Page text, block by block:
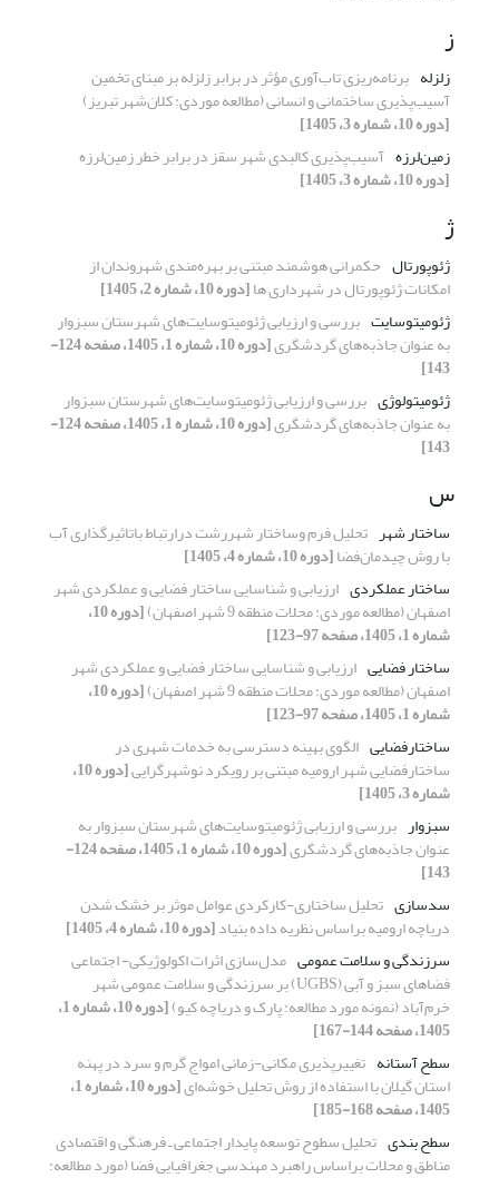
ز
زلزله برنامه‌ریزی تاب‌آوری مؤثر در برابر زلزله بر مبنای تخمین
آسیب‌پذیری ساختمانی و انسانی (مطالعه موردی: کلان‌شهر تبریز)
[دوره 10، شماره 3، 1405]
زمین‌لرزه آسیب‌پذیری کالبدی شهر سقز در برابر خطر زمین‌لرزه
[دوره 10، شماره 3، 1405]
ژ
ژئوپورتال حکمرانی هوشمند مبتنی بر بهره‌مندی شهروندان از
امکانات ژئوپورتال در شهرداری ها[دوره 10، شماره 2، 1405]
ژئومیتوسایت بررسی و ارزیابی ژئومیتوسایت‌های شهرستان سبزوار
به عنوان جاذبه‌های گردشگری [دوره 10، شماره 1، 1405، صفحه 124-
143]
ژئومیتولوژی بررسی و ارزیابی ژئومیتوسایت‌های شهرستان سبزوار
به عنوان جاذبه‌های گردشگری [دوره 10، شماره 1، 1405، صفحه 124-
143]
س
ساختار شهر تحلیل فرم وساختار شهررشت درارتباط باتاثیرگذاری آب
با روش چیدمان‌فضا[دوره 10، شماره 4، 1405]
ساختار عملکردی ارزیابی و شناسایی ساختار فضایی و عملکردی شهر
اصفهان (مطالعه موردی: محلات منطقه 9 شهر اصفهان) [دوره 10،
شماره 1، 1405، صفحه 97-123]
ساختار فضایی ارزیابی و شناسایی ساختار فضایی و عملکردی شهر
اصفهان (مطالعه موردی: محلات منطقه 9 شهر اصفهان) [دوره 10،
شماره 1، 1405، صفحه 97-123]
ساختارفضایی الگوی بهینه دسترسی به خدمات شهری در
ساختارفضایی شهر ارومیه مبتنی بر رویکرد نوشهرگرایی [دوره 10،
شماره 3، 1405]
سبزوار بررسی و ارزیابی ژئومیتوسایت‌های شهرستان سبزوار به
عنوان جاذبه‌های گردشگری [دوره 10، شماره 1، 1405، صفحه 124-
143]
سدسازی تحلیل ساختاری-کارکردی عوامل موثر بر خشک شدن
دریاچه ارومیه براساس نظریه داده بنیاد[دوره 10، شماره 4، 1405]
سرزندگی و سلامت عمومی مدل‌سازی اثرات اکولوژیکی- اجتماعی
فضاهای سبز و آبی (UGBS) بر سرزندگی و سلامت عمومی شهر
خرم‌آباد (نمونه مورد مطالعه: پارک و دریاچه کیو) [دوره 10، شماره 1،
1405، صفحه 144-167]
سطح آستانه تغییرپذیری مکانی-زمانی امواج گرم و سرد در پهنه
استان گیلان با استفاده از روش تحلیل خوشه‌ای [دوره 10، شماره 1،
1405، صفحه 168-185]
سطح بندی تحلیل سطوح توسعه پایدار اجتماعی ـ فرهنگی و اقتصادی
مناطق و محلات براساس راهبرد مهندسی جغرافیایی فضا (مورد مطالعه: